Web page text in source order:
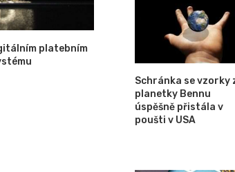
platebním
Breitling – švýcarská
luxus ve vašem...
Schránka se vzorky
planetky Bennu
úspěšně přistála v
poušti v USA